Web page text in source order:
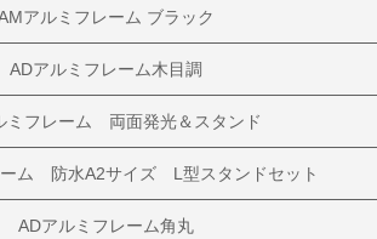
アルミフレーム ブラック
ADアルミフレーム木目調
ミフレーム 両面発光＆スタンド
ーム 防水A2サイズ L型スタンドセット
ADアルミフレーム角丸